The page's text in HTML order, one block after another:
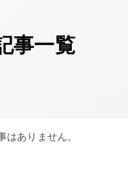
事一覧
ありません。